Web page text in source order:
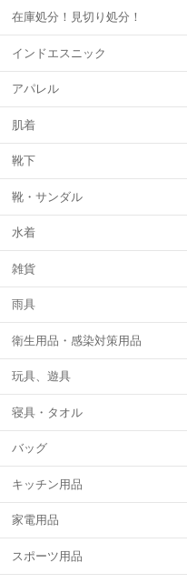
在庫処分！見切り処分！
インドエスニック
アパレル
肌着
靴下
靴・サンダル
水着
雑貨
雨具
衛生用品・感染対策用品
玩具、遊具
寝具・タオル
バッグ
キッチン用品
家電用品
スポーツ用品